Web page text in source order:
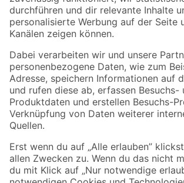
Folge uns
Zahlungsarten Versandarten
Sicher einkaufen
Jetzt die toom-App herunterladen